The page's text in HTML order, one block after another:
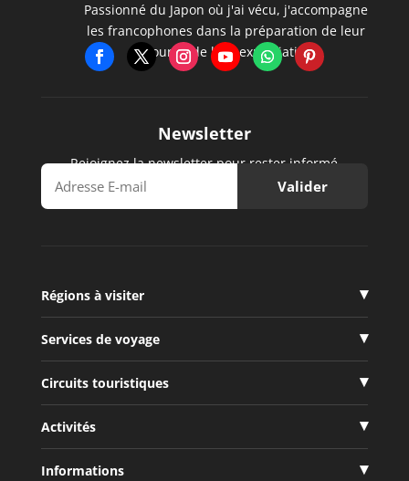
Passionné du Japon où j'ai vécu, j'accompagne
les francophones dans la préparation de leur
séjour et de leur expatriation.
Newsletter
Rejoignez la newsletter pour rester informé
Régions à visiter
Services de voyage
Circuits touristiques
Activités
Informations